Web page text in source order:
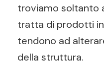
troviamo soltanto
tratta di prodotti
tendono ad
della struttura.